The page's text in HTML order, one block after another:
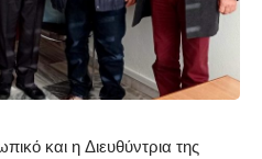
και η Διευθύντρια της